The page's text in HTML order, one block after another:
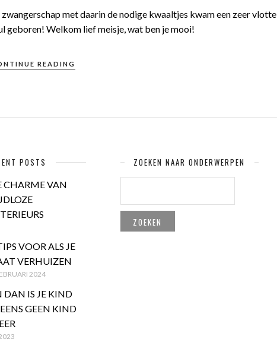
met daarin de nodige kwaaltjes kwam een zeer vlotte
geboren! Welkom lief meisje, wat ben je mooi!
READING
POSTS
CHARME VAN
VOOR ALS JE
VERHUIZEN
2024
DAN IS JE KIND
GEEN KIND
ZOEKEN NAAR ONDERWERPEN